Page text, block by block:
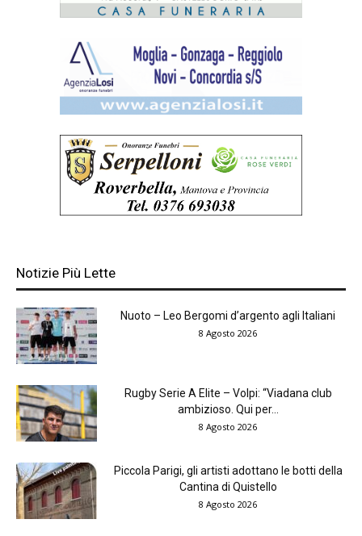
Notizie Più Lette
Nuoto – Leo Bergomi d’argento agli Italiani
8 Agosto 2026
Rugby Serie A Elite – Volpi: “Viadana club
ambizioso. Qui per...
8 Agosto 2026
Piccola Parigi, gli artisti adottano le botti della
Cantina di Quistello
8 Agosto 2026